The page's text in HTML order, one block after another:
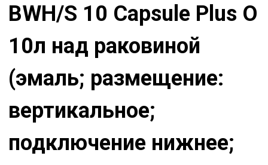
BWH/S 10 Capsule Plus O
10л над раковиной
(эмаль; размещение:
вертикальное;
подключение нижнее;